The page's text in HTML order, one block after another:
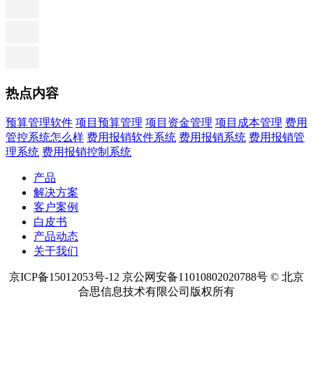
热点内容
预算管理软件 项目预算管理 项目资金管理 项目成本管理 费用
管控系统怎么样 费用报销软件系统 费用报销系统 费用报销管
理系统 费用报销控制系统
产品
解决方案
客户案例
白皮书
产品动态
关于我们
京ICP备15012053号-12 京公网安备11010802020788号 © 北京
合思信息技术有限公司版权所有